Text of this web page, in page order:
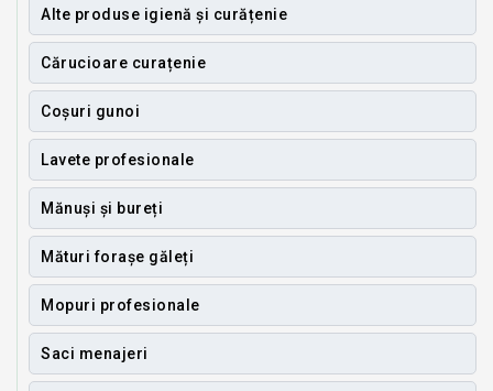
Alte produse igienă și curățenie
Cărucioare curațenie
Coșuri gunoi
Lavete profesionale
Mănuși și bureți
Mături forașe găleți
Mopuri profesionale
Saci menajeri